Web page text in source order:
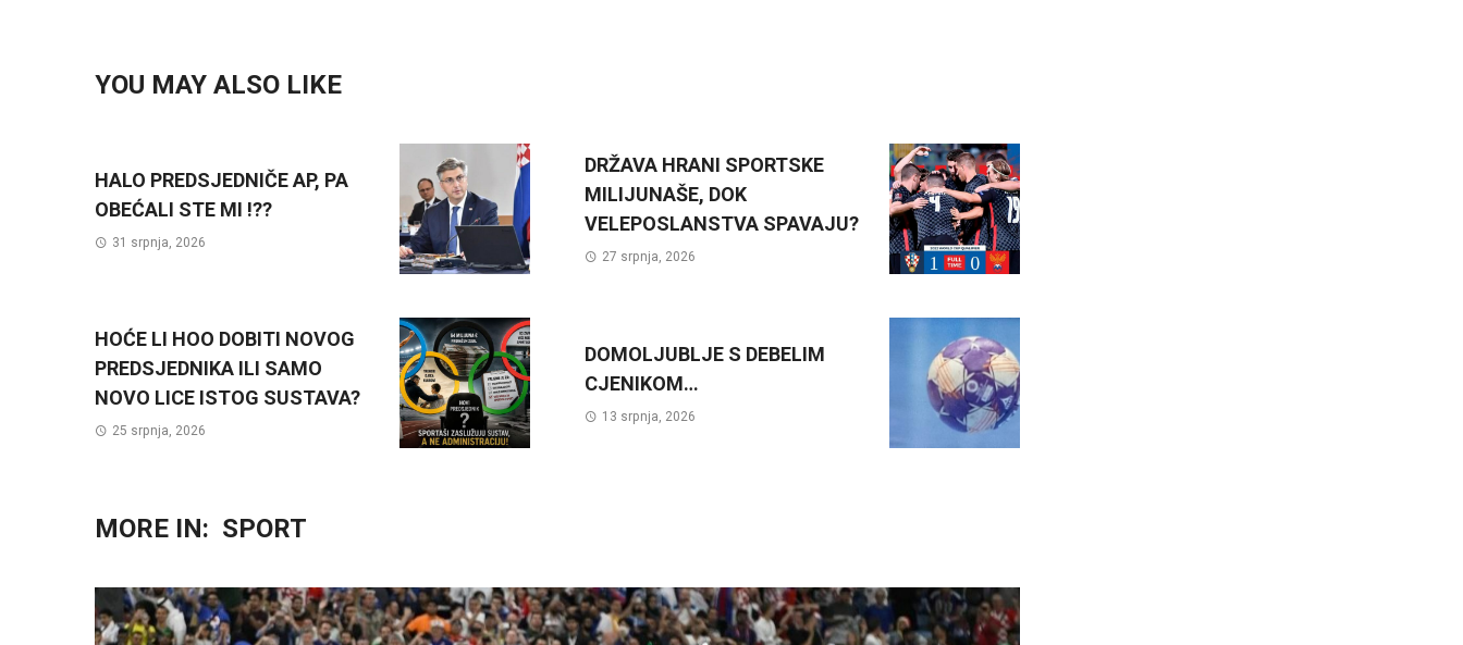
YOU MAY ALSO LIKE
HALO PREDSJEDNIČE AP, PA
OBEĆALI STE MI !??
31 srpnja, 2026
DRŽAVA HRANI SPORTSKE
MILIJUNAŠE, DOK
VELEPOSLANSTVA SPAVAJU?
27 srpnja, 2026
HOĆE LI HOO DOBITI NOVOG
PREDSJEDNIKA ILI SAMO
NOVO LICE ISTOG SUSTAVA?
25 srpnja, 2026
DOMOLJUBLJE S DEBELIM
CJENIKOM…
13 srpnja, 2026
MORE IN: SPORT